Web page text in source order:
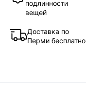
подлинности
вещей
Доставка по
Перми бесплатно